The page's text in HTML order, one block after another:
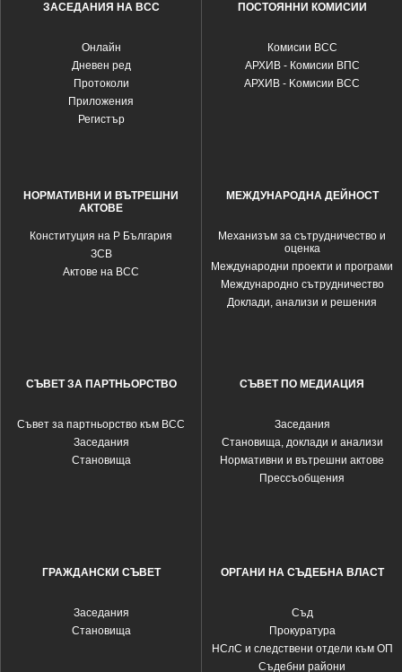
ЗАСЕДАНИЯ НА ВСС
Oнлайн
Дневен ред
Протоколи
Приложения
Регистър
ПОСТОЯННИ КОМИСИИ
Комисии ВСС
АРХИВ - Комисии ВПС
АРХИВ - Kомисии ВСС
НОРМАТИВНИ И ВЪТРЕШНИ
АКТОВЕ
Конституция на Р България
ЗСВ
Актове на ВСС
МЕЖДУНАРОДНА ДЕЙНОСТ
Механизъм за сътрудничество и
оценка
Международни проекти и програми
Международно сътрудничество
Доклади, анализи и решения
СЪВЕТ ЗА ПАРТНЬОРСТВО
Съвет за партньорство към ВСС
Заседания
Становища
СЪВЕТ ПО МЕДИАЦИЯ
Заседания
Становища, доклади и анализи
Нормативни и вътрешни актове
Прессъобщения
ГРАЖДАНСКИ СЪВЕТ
Заседания
Становища
ОРГАНИ НА СЪДЕБНА ВЛАСТ
Съд
Прокуратура
НСлС и следствени отдели към ОП
Съдебни райони